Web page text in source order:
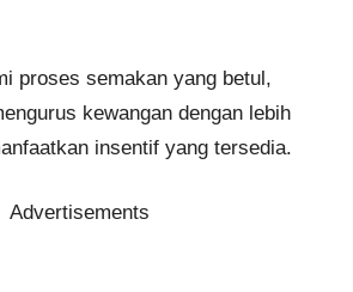
proses semakan yang betul,
kewangan dengan lebih
insentif yang tersedia.
Advertisements